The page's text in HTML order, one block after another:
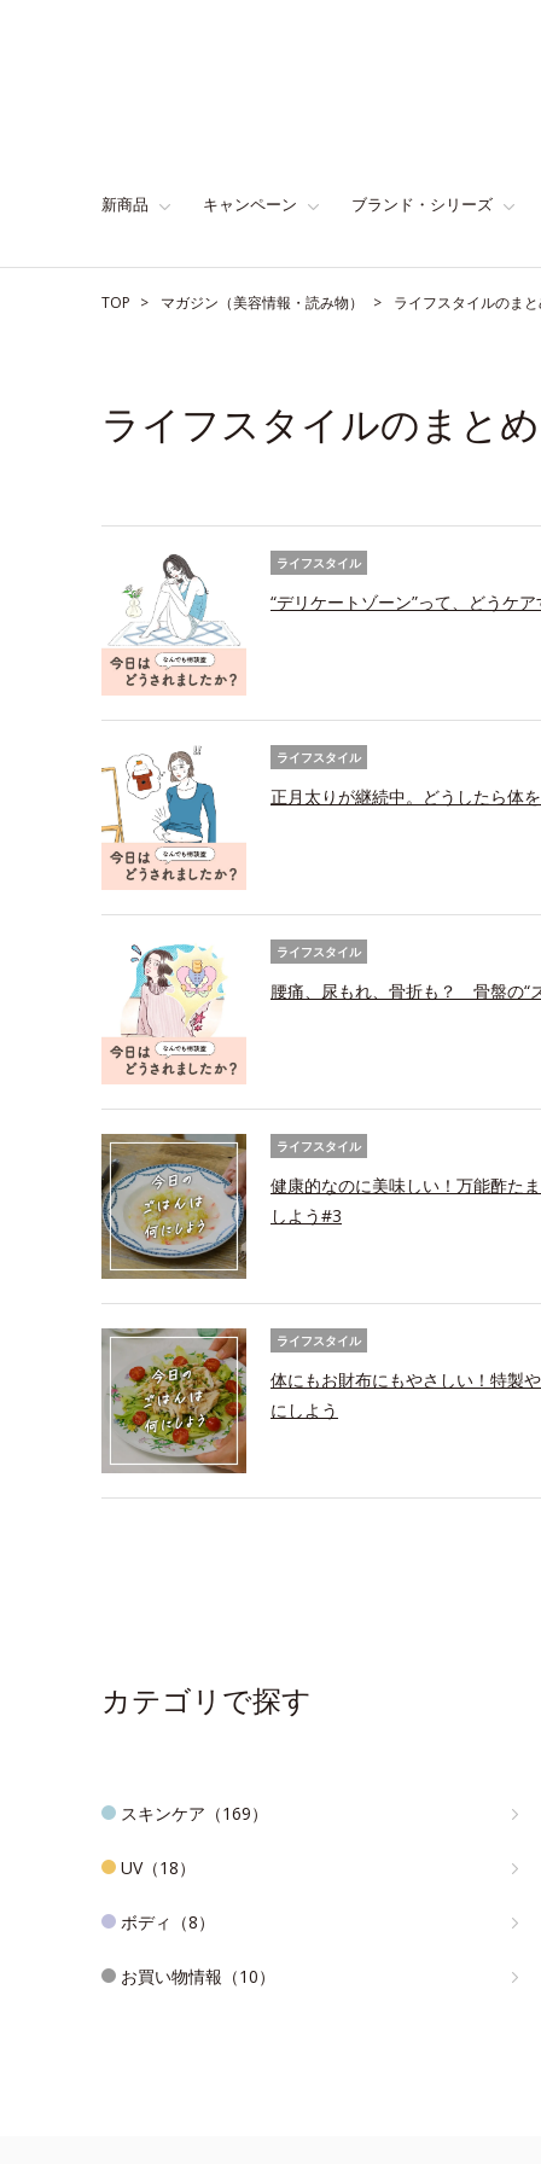
新商品 キャンペーン ブランド・シリーズ
TOP マガジン（美容情報・読み物） ライフスタイルのま
ライフスタイルのまとめ
ライフスタイル
“デリケートゾーン”って、どうケ
ライフスタイル
正月太りが継続中。どうしたら体
ライフスタイル
腰痛、尿もれ、骨折も？ 骨盤の“
ライフスタイル
健康的なのに美味しい！万能酢た
しよう#3
ライフスタイル
体にもお財布にもやさしい！特製
にしよう
カテゴリで探す
スキンケア（169）
UV（18）
ボディ（8）
お買い物情報（10）